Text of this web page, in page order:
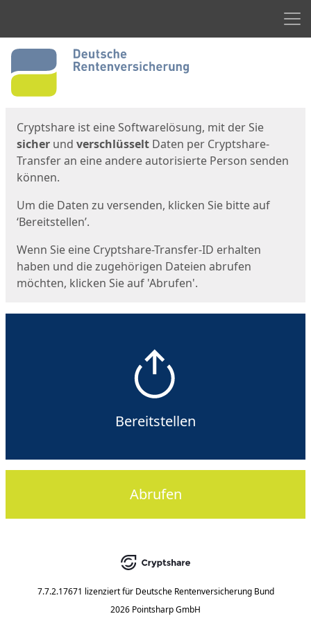
Start
Cryptshare ist eine Softwarelösung, mit der Sie
sicher und verschlüsselt Daten per Cryptshare-
Transfer an eine andere autorisierte Person senden
können.
Um die Daten zu versenden, klicken Sie bitte auf
‘Bereitstellen’.
Wenn Sie eine Cryptshare-Transfer-ID erhalten
haben und die zugehörigen Dateien abrufen
möchten, klicken Sie auf 'Abrufen'.
Bereitstellen
Abrufen
7.7.2.17671 lizenziert für Deutsche Rentenversicherung Bund
2026 Pointsharp GmbH